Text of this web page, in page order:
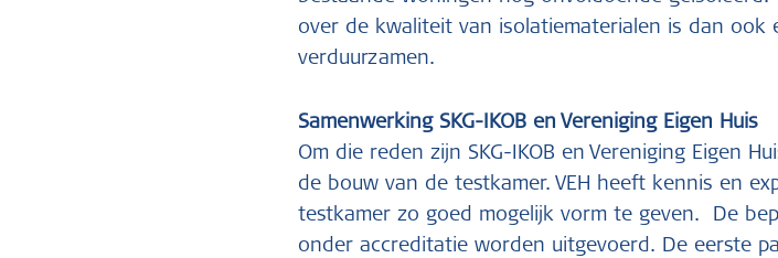
over de kwaliteit van isolatiematerialen is dan
verduurzamen.
Samenwerking SKG-IKOB en Vereniging Eigen Huis
Om die reden zijn SKG-IKOB en Vereniging Eigen
de bouw van de testkamer. VEH heeft kennis en
testkamer zo goed mogelijk vorm te geven. De
onder accreditatie worden uitgevoerd. De eerste